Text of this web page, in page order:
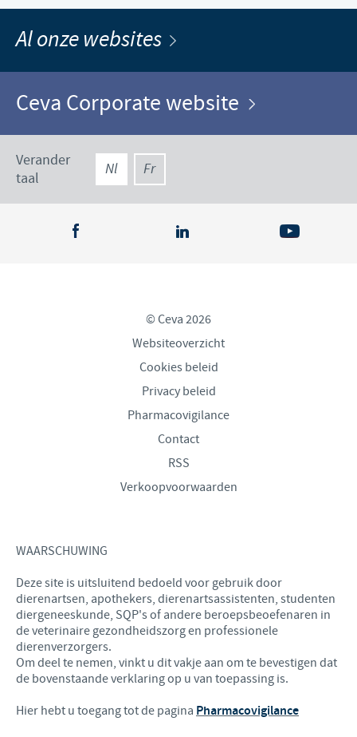
Al onze websites
Ceva Corporate website
Verander
taal
Nl Fr
© Ceva 2026
Websiteoverzicht
Cookies beleid
Privacy beleid
Pharmacovigilance
Contact
RSS
Verkoopvoorwaarden
WAARSCHUWING
Deze site is uitsluitend bedoeld voor gebruik door
dierenartsen, apothekers, dierenartsassistenten, studenten
diergeneeskunde, SQP's of andere beroepsbeoefenaren in
de veterinaire gezondheidszorg en professionele
dierenverzorgers.
Om deel te nemen, vinkt u dit vakje aan om te bevestigen dat
de bovenstaande verklaring op u van toepassing is.
Hier hebt u toegang tot de pagina Pharmacovigilance